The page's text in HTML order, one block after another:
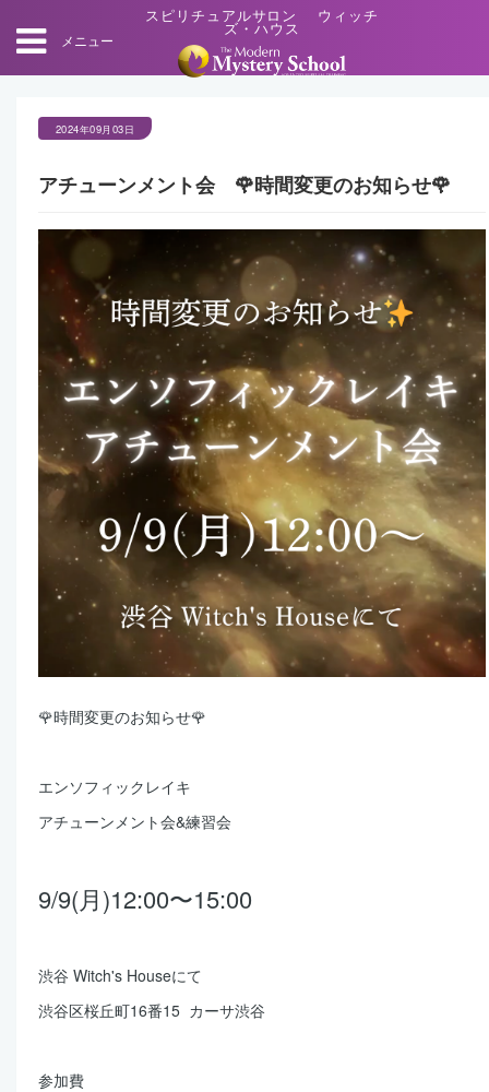
メニュー
スピリチュアルサロン ウィッチ
ズ・ハウス
2024年09月03日
アチューンメント会 🌹時間変更のお知らせ🌹
🌹時間変更のお知らせ🌹
エンソフィックレイキ
アチューンメント会&練習会
9/9(月)12:00〜15:00
渋谷 Witch's Houseにて
渋谷区桜丘町16番15 カーサ渋谷
参加費